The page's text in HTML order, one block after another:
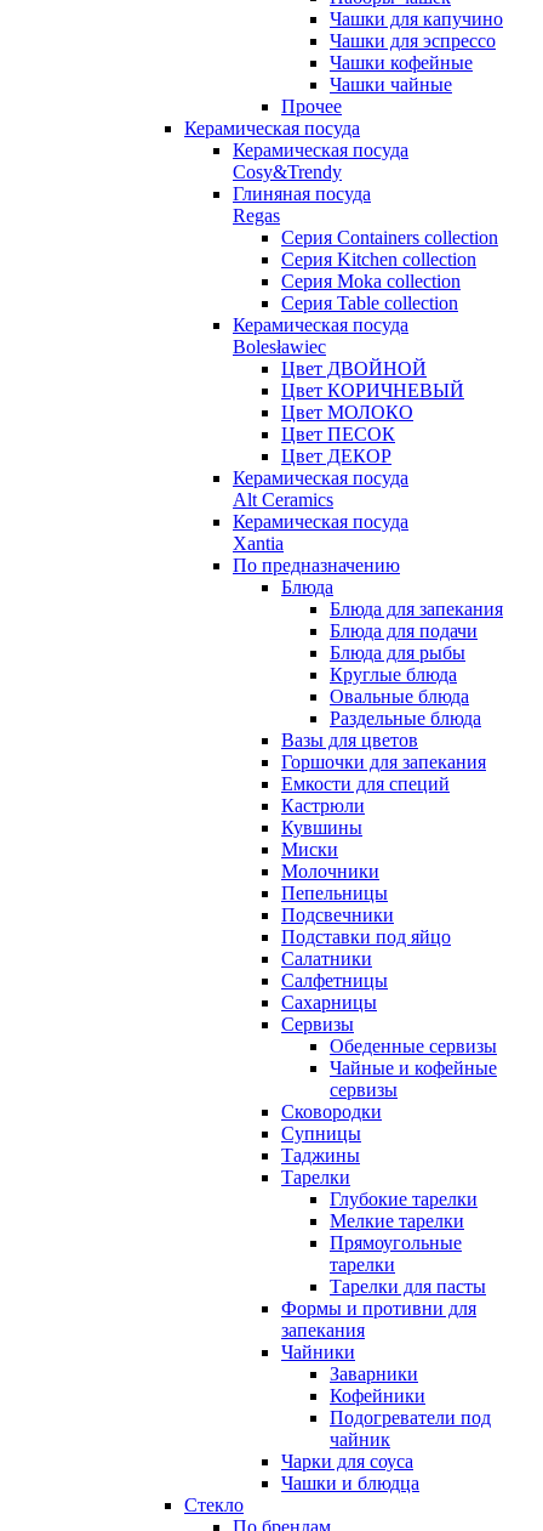
Чашки для капучино
Чашки для эспрессо
Чашки кофейные
Чашки чайные
Прочее
Керамическая посуда
Керамическая посуда
Cosy&Trendy
Глиняная посуда
Regas
Серия Containers collection
Серия Kitchen collection
Серия Moka collection
Серия Table collection
Керамическая посуда
Bolesławiec
Цвет ДВОЙНОЙ
Цвет КОРИЧНЕВЫЙ
Цвет МОЛОКО
Цвет ПЕСОК
Цвет ДЕКОР
Керамическая посуда
Alt Ceramics
Керамическая посуда
Xantia
По предназначению
Блюда
Блюда для запекания
Блюда для подачи
Блюда для рыбы
Круглые блюда
Овальные блюда
Раздельные блюда
Вазы для цветов
Горшочки для запекания
Емкости для специй
Кастрюли
Кувшины
Миски
Молочники
Пепельницы
Подсвечники
Подставки под яйцо
Салатники
Салфетницы
Сахарницы
Сервизы
Обеденные сервизы
Чайные и кофейные
сервизы
Сковородки
Супницы
Таджины
Тарелки
Глубокие тарелки
Мелкие тарелки
Прямоугольные
тарелки
Тарелки для пасты
Формы и противни для
запекания
Чайники
Заварники
Кофейники
Подогреватели под
чайник
Чарки для соуса
Чашки и блюдца
Стекло
По брендам